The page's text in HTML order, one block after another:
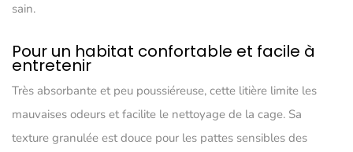
sain.
Pour un habitat confortable et facile à
entretenir
Très absorbante et peu poussiéreuse, cette litière limite les
mauvaises odeurs et facilite le nettoyage de la cage. Sa
texture granulée est douce pour les pattes sensibles des